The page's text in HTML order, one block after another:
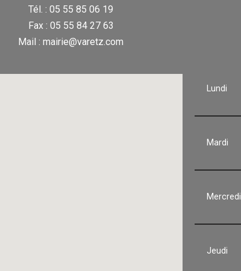
Tél. : 05 55 85 06 19
Fax : 05 55 84 27 63
Mail : mairie@varetz.com
Lundi
Mardi
Mercredi
Jeudi